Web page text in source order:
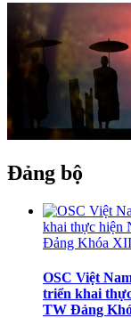
Đảng bộ
OSC Việt
triển khai
TW Đảng